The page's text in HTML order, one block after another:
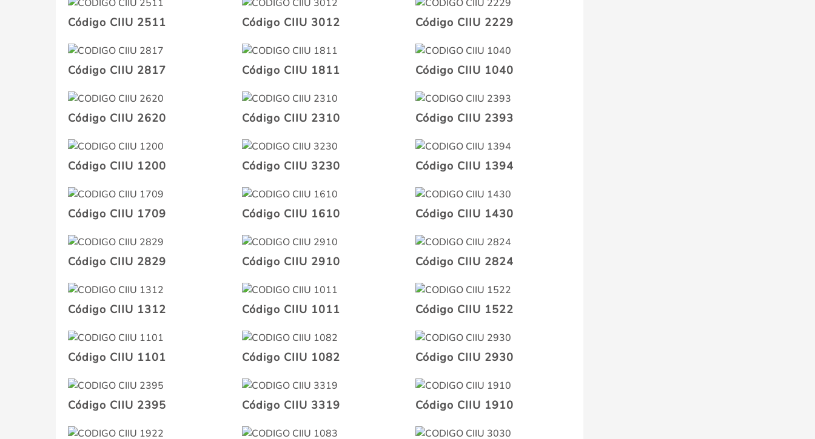
Código CIIU 2511 Código CIIU 3012 Código CIIU 2229
Código CIIU 2817 Código CIIU 1811 Código CIIU 1040
Código CIIU 2620 Código CIIU 2310 Código CIIU 2393
Código CIIU 1200 Código CIIU 3230 Código CIIU 1394
Código CIIU 1709 Código CIIU 1610 Código CIIU 1430
Código CIIU 2829 Código CIIU 2910 Código CIIU 2824
Código CIIU 1312 Código CIIU 1011 Código CIIU 1522
Código CIIU 1101 Código CIIU 1082 Código CIIU 2930
Código CIIU 2395 Código CIIU 3319 Código CIIU 1910